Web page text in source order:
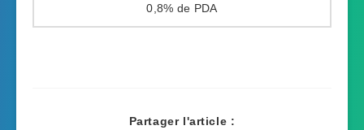
0,8%
Partager l'article :